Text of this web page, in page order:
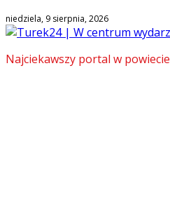
niedziela, 9 sierpnia, 2026
Najciekawszy portal w powiecie